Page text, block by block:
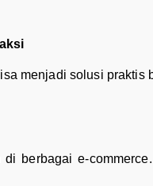
menjadi solusi praktis
berbagai e-